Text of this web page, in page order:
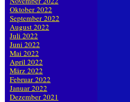
Oktober 2022
September 2022
August 2022
Juli 2022
Juni 2022
Mai 2022
April 2022
März 2022
Februar 2022
Januar 2022
Dezember 2021